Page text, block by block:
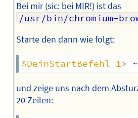
Bei mir (sic: bei MIR!) ist das
/usr/bin/chromium-
Starte den dann wie folgt:
$DeinStartBefehl 1>
und zeige uns nach dem
20 Zeilen: